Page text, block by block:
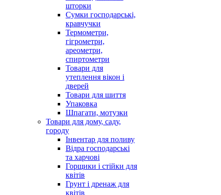
шторки
Сумки господарські,
кравчучки
Термометри,
гігрометри,
ареометри,
спиртометри
Товари для
утеплення вікон і
дверей
Товари для шиття
Упаковка
Шпагати, мотузки
Товари для дому, саду,
городу
Інвентар для поливу
Відра господарські
та харчові
Горщики і стійки для
квітів
Грунт і дренаж для
квітів